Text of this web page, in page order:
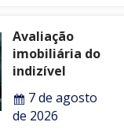
Avaliação
imobiliária do
indizível
7 de agosto
de 2026